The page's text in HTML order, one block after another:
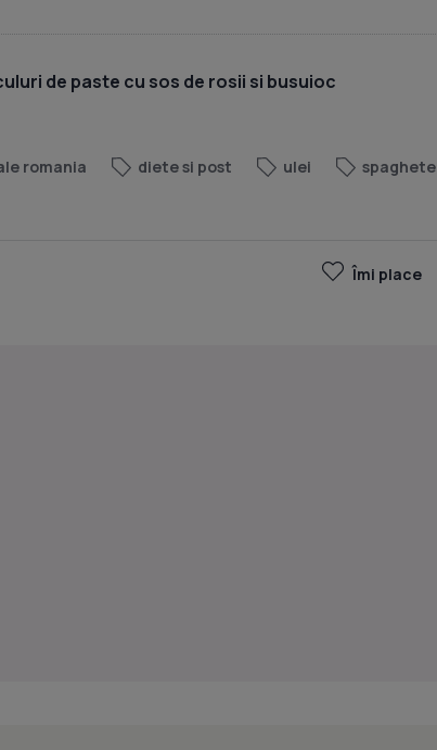
de paste cu sos de rosii si busuioc
romania diete si post ulei spaghete
Îmi place